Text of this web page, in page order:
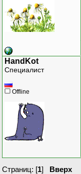
HandKot
Специалист
Offline
Страниц: [1] Вверх